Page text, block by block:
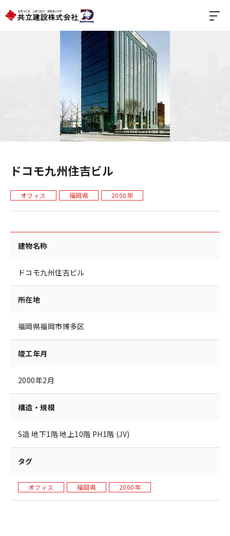
ドコモ九州住吉ビル
オフィス 福岡県 2000年
建物名称
ドコモ九州住吉ビル
所在地
福岡県福岡市博多区
竣工年月
2000年2月
構造・規模
S造 地下1階 地上10階 PH1階 (JV)
タグ
オフィス 福岡県 2000年